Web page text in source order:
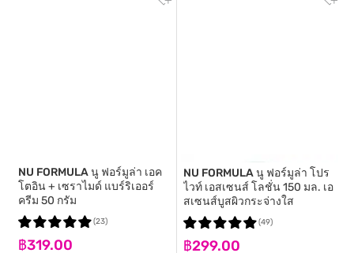
NU FORMULAนู ฟอร์มูล่า เอค
โตอิน + เซราไมด์ แบร์ริเออร์
ครีม 50 กรัม
฿319.00
(23)
NU FORMULAนู ฟอร์มูล่า โปร
ไวท์ เอสเซนส์ โลชั่น 150 มล. เอ
สเซนส์บูสผิวกระจ่างใส
฿299.00
(49)